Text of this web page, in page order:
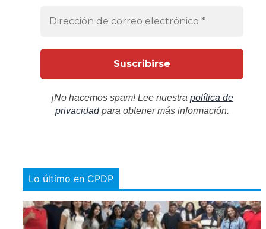
¡No hacemos spam! Lee nuestra política de
privacidadpara obtener más información.
Lo último en CPDP